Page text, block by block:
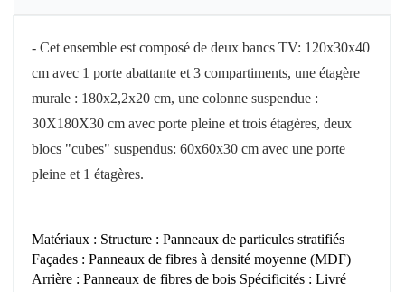
- Cet ensemble est composé de deux bancs TV: 120x30x40
cm avec 1 porte abattante et 3 compartiments, une étagère
murale : 180x2,2x20 cm, une colonne suspendue :
30X180X30 cm avec porte pleine et trois étagères, deux
blocs "cubes" suspendus: 60x60x30 cm avec une porte
pleine et 1 étagères.
Matériaux : Structure : Panneaux de particules stratifiés
Façades : Panneaux de fibres à densité moyenne (MDF)
Arrière : Panneaux de fibres de bois Spécificités : Livré